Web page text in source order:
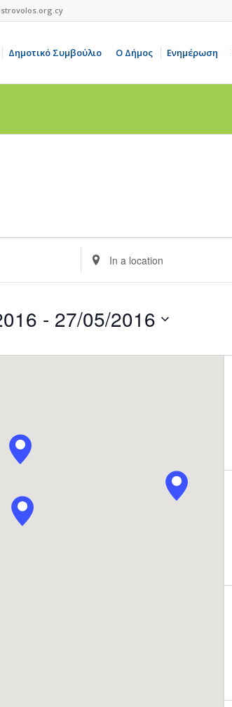
Δημοτικό Συμβούλιο Ο Δήμος Ενημέρωση
Enter
Location.
Search
Events
by
- 27/05/2016